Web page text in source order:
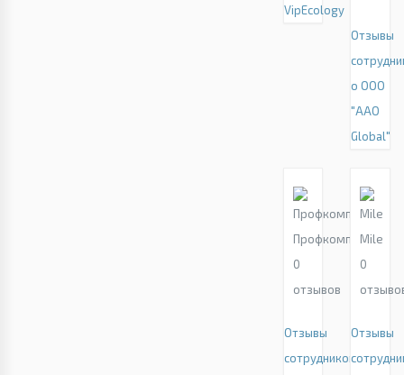
VipEcology
Отзывы
о ООО
"AAO
Global"
Профкомплект
0
отзывов
Отзывы
сотрудников
Mile
0
Отзывы